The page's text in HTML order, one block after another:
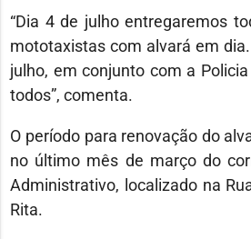
“Dia 4 de julho entregaremos
mototaxistas com alvará em
julho, em conjunto com a
todos”, comenta.
O período para renovação do
no último mês de março do
Administrativo, localizado na
Rita.